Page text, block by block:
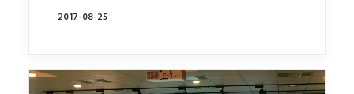
2017-08-25